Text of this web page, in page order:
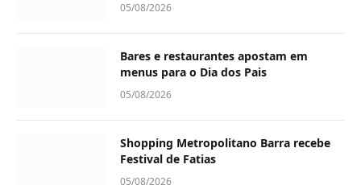
05/08/2026
Bares e restaurantes apostam em
menus para o Dia dos Pais
05/08/2026
Shopping Metropolitano Barra recebe
Festival de Fatias
05/08/2026